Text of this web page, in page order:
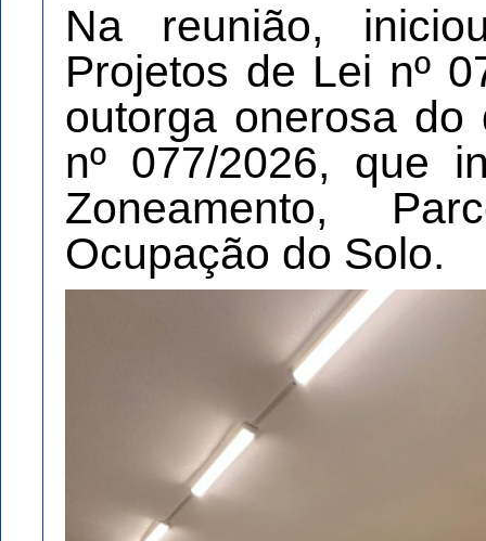
Na reunião,
Projetos de Lei nº
outorga onerosa do
nº 077/2026, que
Zoneamento,
Ocupação do Solo.